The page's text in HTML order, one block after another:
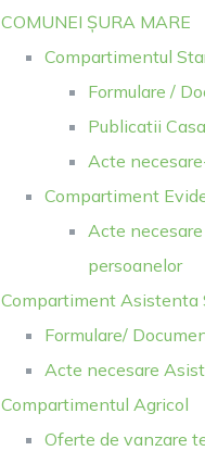
COMUNEI ȘURA MARE
Compartimentul
Formulare /
Publicatii
Acte
Compartiment
Acte
persoanelor
Compartiment Asistenta
Formulare/
Acte necesare
Compartimentul Agricol
Oferte de vanzare